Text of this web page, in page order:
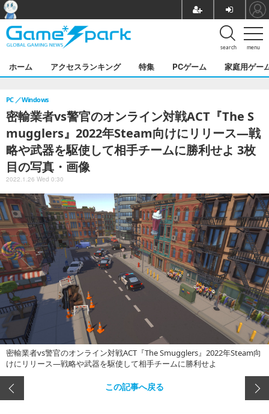
menu
search
ホーム アクセスランキング 特集 PCゲーム 家庭用ゲー
密輸業者vs警官のオンライン対戦ACT『The S
mugglers』2022年Steam向けにリリース―戦
略や武器を駆使して相手チームに勝利せよ 3枚
目の写真・画像
PC Windows
2022.1.26 Wed 0:30
密輸業者vs警官のオンライン対戦ACT『The Smugglers』2022年Steam向
けにリリース―戦略や武器を駆使して相手チームに勝利せよ
この記事へ戻る